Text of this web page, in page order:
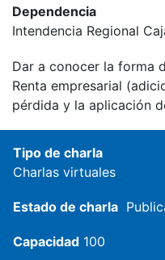
Dependencia
Intendencia Regional
Dar a conocer la forma
Renta empresarial
pérdida y la aplicación
Tipo de charla
Charlas virtuales
Estado de charla
Capacidad 100